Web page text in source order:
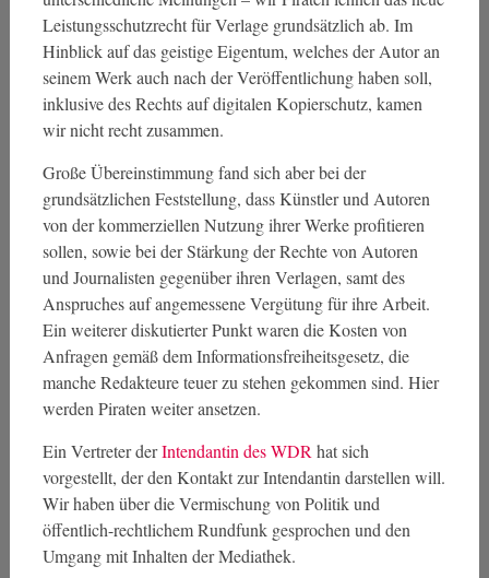
Leistungsschutzrecht für Verlage grundsätzlich ab. Im
Hinblick auf das geistige Eigentum, welches der Autor an
seinem Werk auch nach der Veröffentlichung haben soll,
inklusive des Rechts auf digitalen Kopierschutz, kamen
wir nicht recht zusammen.
Große Übereinstimmung fand sich aber bei der
grundsätzlichen Feststellung, dass Künstler und Autoren
von der kommerziellen Nutzung ihrer Werke profitieren
sollen, sowie bei der Stärkung der Rechte von Autoren
und Journalisten gegenüber ihren Verlagen, samt des
Anspruches auf angemessene Vergütung für ihre Arbeit.
Ein weiterer diskutierter Punkt waren die Kosten von
Anfragen gemäß dem Informationsfreiheitsgesetz, die
manche Redakteure teuer zu stehen gekommen sind. Hier
werden Piraten weiter ansetzen.
Ein Vertreter derIntendantin des WDR hat sich
vorgestellt, der den Kontakt zur Intendantin darstellen will.
Wir haben über die Vermischung von Politik und
öffentlich-rechtlichem Rundfunk gesprochen und den
Umgang mit Inhalten der Mediathek.